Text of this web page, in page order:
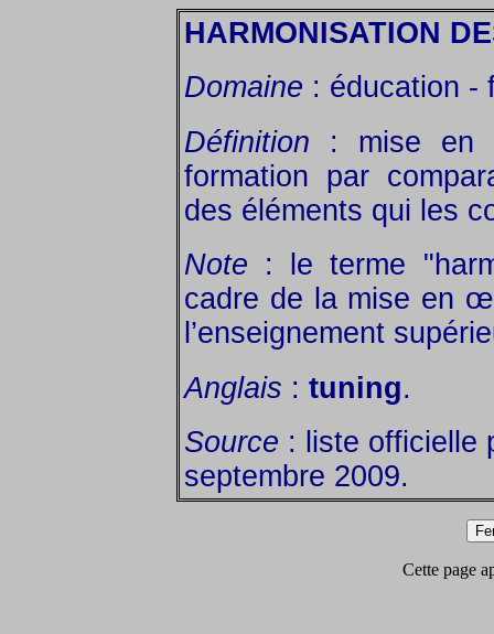
HARMONISATION
Domaine : éducation -
Définition : mise en
formation par
des éléments qui les
Note : le terme
cadre de la mise en
l’enseignement
Anglais : tuning.
Source : liste officielle
septembre 2009.
Cette page